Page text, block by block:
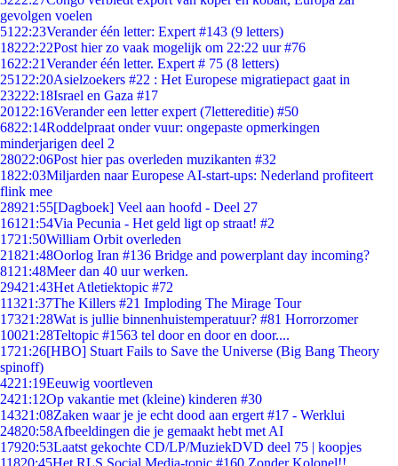
gevolgen voelen
51 22:23Verander één letter: Expert #143 (9 letters)
18222:22Post hier zo vaak mogelijk om 22:22 uur #76
1622:21Verander één letter. Expert # 75 (8 letters)
251 22:20Asielzoekers #22 : Het Europese migratiepact gaat in
23222:18Israel en Gaza #17
201 22:16Verander een letter expert (7lettereditie) #50
6822:14Roddelpraat onder vuur: ongepaste opmerkingen
minderjarigen deel 2
28022:06Post hier pas overleden muzikanten #32
1822:03Miljarden naar Europese AI-start-ups: Nederland profiteert
flink mee
28921:55[Dagboek] Veel aan hoofd - Deel 27
161 21:54Via Pecunia - Het geld ligt op straat! #2
1721:50William Orbit overleden
21821:48Oorlog Iran #136 Bridge and powerplant day incoming?
81 21:48Meer dan 40 uur werken.
29421:43Het Atletiektopic #72
11321:37The Killers #21 Imploding The Mirage Tour
17321:28Wat is jullie binnenhuistemperatuur? #81 Horrorzomer
10021:28Teltopic #1563 tel door en door en door....
1721:26[HBO] Stuart Fails to Save the Universe (Big Bang Theory
spinoff)
4221:19Eeuwig voortleven
2421:12Op vakantie met (kleine) kinderen #30
14321:08Zaken waar je je echt dood aan ergert #17 - Werklui
24820:58Afbeeldingen die je gemaakt hebt met AI
17920:53Laatst gekochte CD/LP/MuziekDVD deel 75 | koopjes
11820:45Het RLS Social Media-topic #160 Zonder Kolonel!!